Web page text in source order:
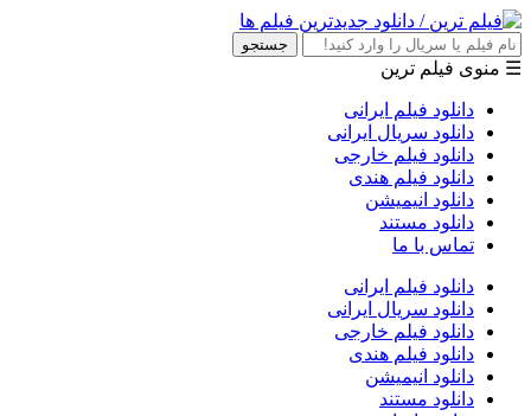
جستجو
☰ منوی فیلم ترین
دانلود فیلم ایرانی
دانلود سریال ایرانی
دانلود فیلم خارجی
دانلود فیلم هندی
دانلود انیمیشن
دانلود مستند
تماس با ما
دانلود فیلم ایرانی
دانلود سریال ایرانی
دانلود فیلم خارجی
دانلود فیلم هندی
دانلود انیمیشن
دانلود مستند